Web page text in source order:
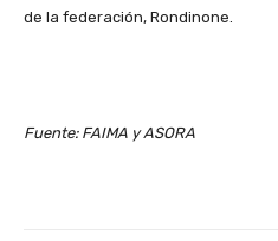
de la federación, Rondinone.
Fuente: FAIMA y ASORA